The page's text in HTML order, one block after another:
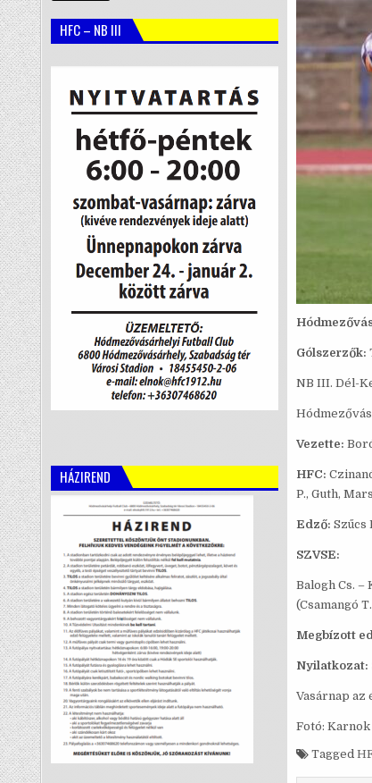
Gólszerzők:
NB III. Dél-
Vezette:
HFC:
P., Guth,
Edző: Szűcs
SZVSE:
Balogh Cs. –
(Csamangó
Megbízott
Nyilatkozat:
Vasárnap az
Fotó: Karnok
Tagged
HFC – NB III
HÁZIREND